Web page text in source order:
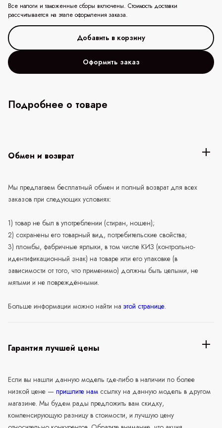
Все налоги и таможенные сборы включены. Стоимость доставки
рассчитывается на этапе оформления заказа.
Оформить заказ
Подробнее о товаре
Обмен и возврат
Мы предлагаем бесплатный обмен и полный возврат для всех
заказов при следующих условиях:
1) товар не был в употреблении (стиран, ношен);
2) сохранены его товарный вид, потребительские свойства;
3) пломбы, фабричные ярлыки, в том числе КИЗ (контрольно-
идентификационный знак) на товаре или его упаковке (в
зависимости от того, что применимо) должны быть целыми, не
мятыми и не повреждёнными.
Больше информации можно найти на этой странице.
Гарантия лучшей цены
Если вы нашли данную модель где-либо в наличии по более
низкой цене — пришлите нам ссылку на данную модель в другом
магазине. Мы будем рады предложить вам скидку,
компенсирующую разницу в стоимости, и лучшую цену